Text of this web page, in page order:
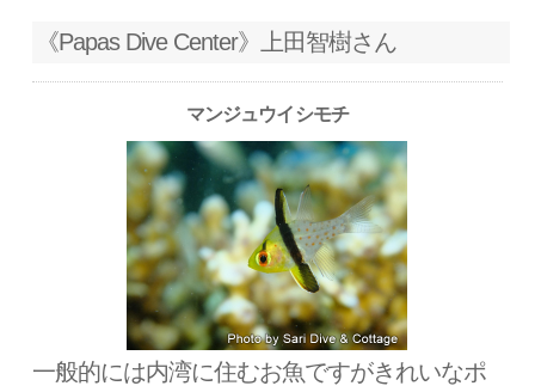
《Papas Dive Center》上田智樹さん
マンジュウイシモチ
一般的には内湾に住むお魚ですがきれいなポ